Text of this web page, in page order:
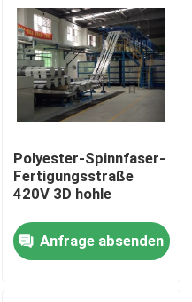
Polyester-Spinnfaser-
Fertigungsstraße
420V 3D hohle
Anfrage absenden